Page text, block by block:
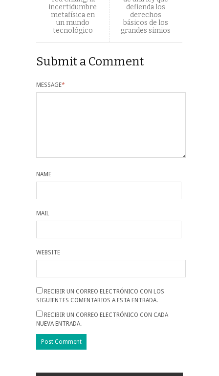
incertidumbre
metafísica en
un mundo
tecnológico
defienda los
derechos
básicos de los
grandes simios
Submit a Comment
MESSAGE*
NAME
MAIL
WEBSITE
RECIBIR UN CORREO ELECTRÓNICO CON LOS
SIGUIENTES COMENTARIOS A ESTA ENTRADA.
RECIBIR UN CORREO ELECTRÓNICO CON CADA
NUEVA ENTRADA.